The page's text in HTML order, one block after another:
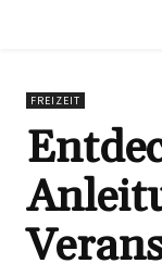
FREIZEIT